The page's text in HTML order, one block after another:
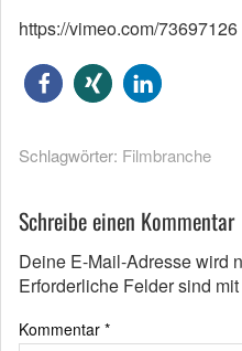
https://vimeo.com/73697126
Schlagwörter: Filmbranche
Schreibe einen Kommentar
Deine E-Mail-Adresse wird
Erforderliche Felder sind mit
Kommentar *